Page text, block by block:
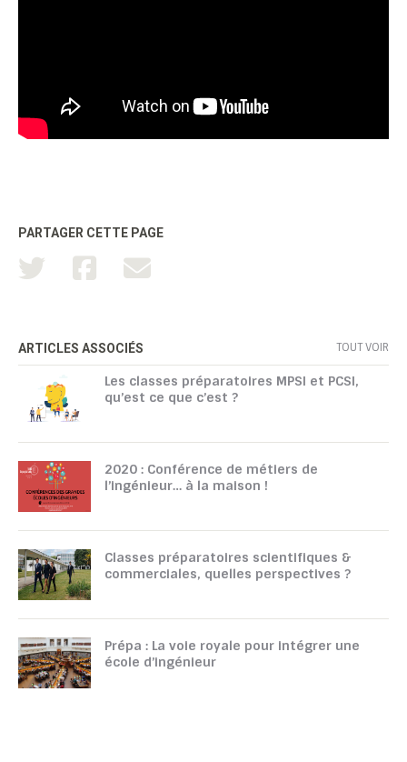
PARTAGER CETTE PAGE
ARTICLES ASSOCIÉS TOUT VOIR
Les classes préparatoires MPSI et PCSI,
qu’est ce que c’est ?
2020 : Conférence de métiers de
l’ingénieur… à la maison !
Classes préparatoires scientifiques &
commerciales, quelles perspectives ?
Prépa : La voie royale pour intégrer une
école d’ingénieur